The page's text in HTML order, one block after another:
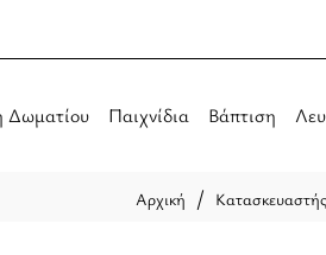
Δωματίου Παιχνίδια Βάπτιση
home
Κατασκευαστής